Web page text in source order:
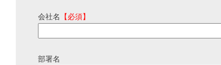
会社名 【必須】
部署名